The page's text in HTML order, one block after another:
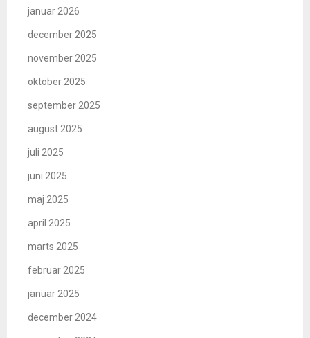
januar 2026
december 2025
november 2025
oktober 2025
september 2025
august 2025
juli 2025
juni 2025
maj 2025
april 2025
marts 2025
februar 2025
januar 2025
december 2024